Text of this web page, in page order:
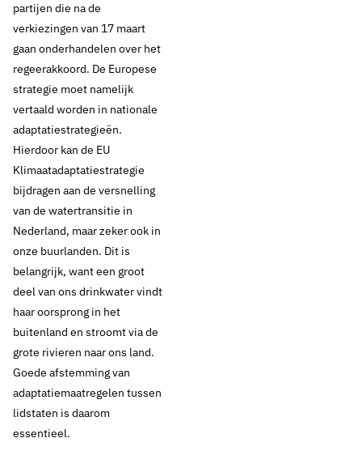
partijen die na de
verkiezingen van 17 maart
gaan onderhandelen over het
regeerakkoord. De Europese
strategie moet namelijk
vertaald worden in nationale
adaptatiestrategieën.
Hierdoor kan de EU
Klimaatadaptatiestrategie
bijdragen aan de versnelling
van de watertransitie in
Nederland, maar zeker ook in
onze buurlanden. Dit is
belangrijk, want een groot
deel van ons drinkwater vindt
haar oorsprong in het
buitenland en stroomt via de
grote rivieren naar ons land.
Goede afstemming van
adaptatiemaatregelen tussen
lidstaten is daarom
essentieel.